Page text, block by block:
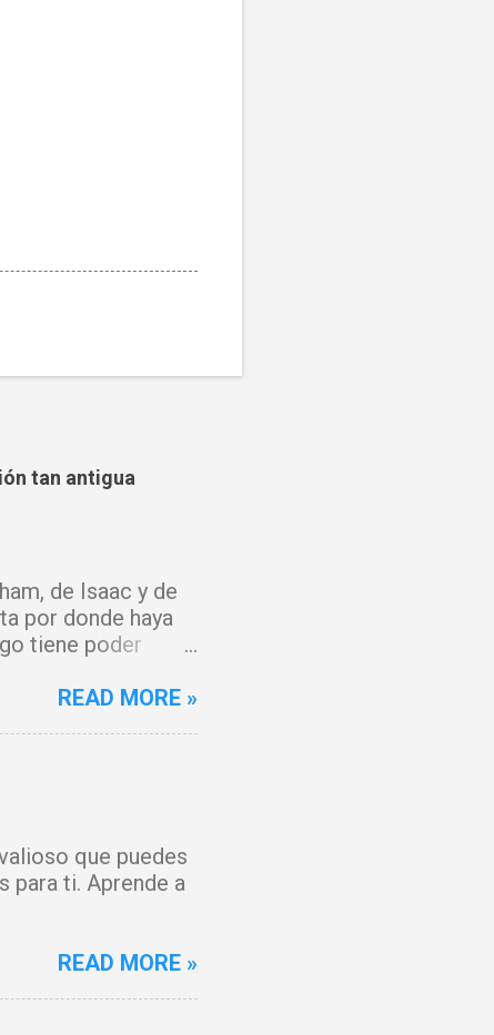
tan antigua
de Isaac y de
por donde haya
tiene poder
Cordero de Dios,
mi espíritu
hoy hay gozo. Y
un tiempo
por la sangre de
READ MORE »
que puedes
para ti. Aprende a
READ MORE »